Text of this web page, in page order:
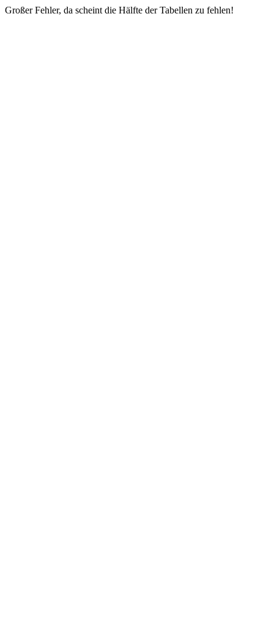
Großer Fehler, da scheint die Hälfte der Tabellen zu fehlen!